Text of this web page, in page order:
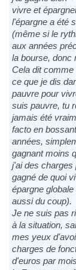
vivre et
l'épargne a été
(même si le
aux années
la bourse, donc
Cela dit comme
ce que je dis
pauvre pour
suis pauvre, tu
jamais été
facto en
années,
gagnant moins
j'ai des charges
gagné de quoi
épargne
aussi du coup).
Je ne suis pas
à la situation,
mes yeux
charges de
d'euros par